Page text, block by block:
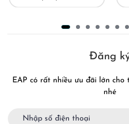
Đăng
EAP có rất nhiều ưu đãi lớn cho
nhé